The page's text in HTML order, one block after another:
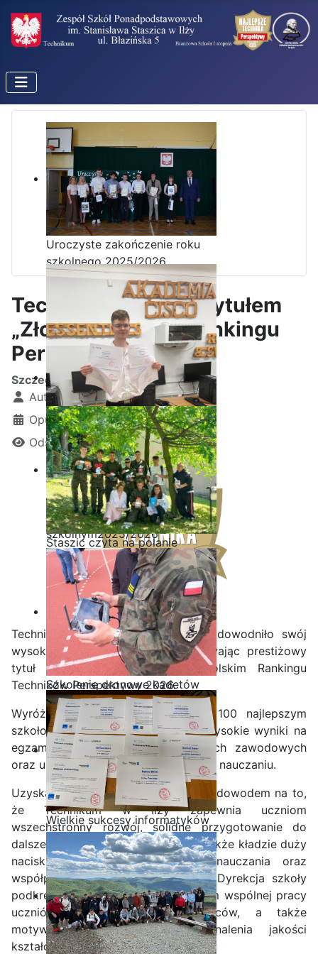
Uroczyste zakończenie roku
szkolnego 2025/2026
Ostatnia garść certyfikatów
Akademii CISCO w roku
szkolnym2025/2026
Staszic czyta na polanie
Szkolenie dronowe kadetów
OPW w Staszicu
Wielkie sukcesy informatyków
ze Staszica w Akademii
CISCO!
Technikum w Iłży z tytułem
„Złotej Szkoły” w Rankingu
Perspektyw 2026
Szczegóły
Autor: Kamil Krosta
Opublikowano: 21 styczeń 2026
Odsłon: 757
Technikum w Iłży po raz kolejny udowodniło swój
wysoki poziom kształcenia, zdobywając prestiżowy
tytuł „Złotej Szkoły” w ogólnopolskim Rankingu
Techników Perspektywy 2026.
Wyróżnienie to przyznawane jest 100 najlepszym
szkołom w Polsce, które osiągają wysokie wyniki na
egzaminach maturalnych, egzaminach zawodowych
oraz uzyskują wysoką efektywność w nauczaniu.
Uzyskanie tytułu „Złotej Szkoły” jest dowodem na to,
że Technikum w Iłży zapewnia uczniom
wszechstronny rozwój, solidne przygotowanie do
dalszej nauki i pracy zawodowej, a także kładzie duży
nacisk na nowoczesne metody nauczania oraz
współpracę z pracodawcami.
Dyrekcja szkoły
podkreśla, że ten sukces jest efektem wspólnej pracy
uczniów, nauczycieli oraz rodziców, a także
motywacją do dalszego doskonalenia jakości
kształcenia.